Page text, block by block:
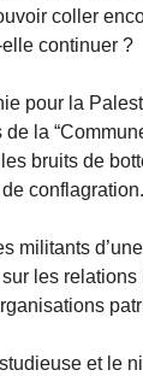
coller
continuer ?
pour la
la
bruits de
conflagration.
militants
les
et le